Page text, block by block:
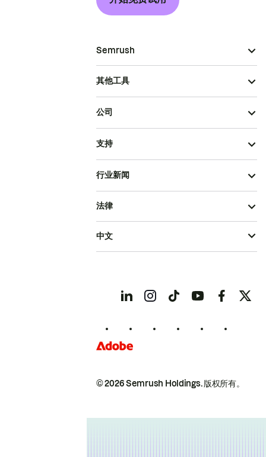
Semrush
其他工具
公司
支持
行业新闻
© 2026 Semrush Holdings.版权所有。
法律
中文